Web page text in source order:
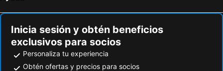
Inicia sesión y obtén beneficios
exclusivos para socios
Personaliza tu experiencia
Obtén ofertas y precios para socios